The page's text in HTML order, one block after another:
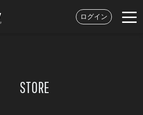
ログイン
STORE